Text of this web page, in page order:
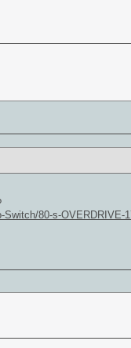
80-s-OVERDRIVE-